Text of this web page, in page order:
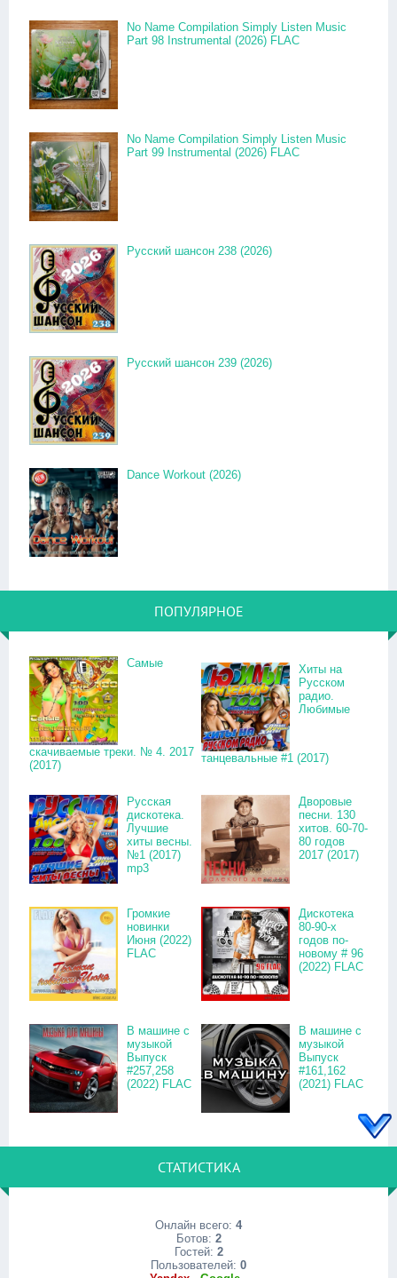
No Name Compilation Simply Listen Music
Part 98 Instrumental (2026) FLAC
No Name Compilation Simply Listen Music
Part 99 Instrumental (2026) FLAC
Русский шансон 238 (2026)
Русский шансон 239 (2026)
Dance Workout (2026)
ПОПУЛЯРНОЕ
Самые
скачиваемые треки. № 4. 2017
(2017)
Хиты на
Русском
радио.
Любимые
танцевальные #1 (2017)
Русская
дискотека.
Лучшие
хиты весны.
№1 (2017)
mp3
Дворовые
песни. 130
хитов. 60-70-
80 годов
2017 (2017)
Громкие
новинки
Июня (2022)
FLAC
Дискотека
80-90-х
годов по-
новому # 96
(2022) FLAC
В машине с
музыкой
Выпуск
#257,258
(2022) FLAC
В машине с
музыкой
Выпуск
#161,162
(2021) FLAC
СТАТИСТИКА
Онлайн всего: 4
Ботов: 2
Гостей: 2
Пользователей: 0